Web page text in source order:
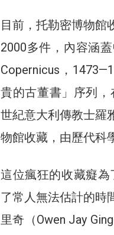
目前，托勒密博物館
2000多件，內容涵
Copernicus，
貴的古董書」序列
世紀意大利傳教士羅
物館收藏，由歷代科
這位瘋狂的收藏癡
了常人無法估計的時
里奇（Owen Jay